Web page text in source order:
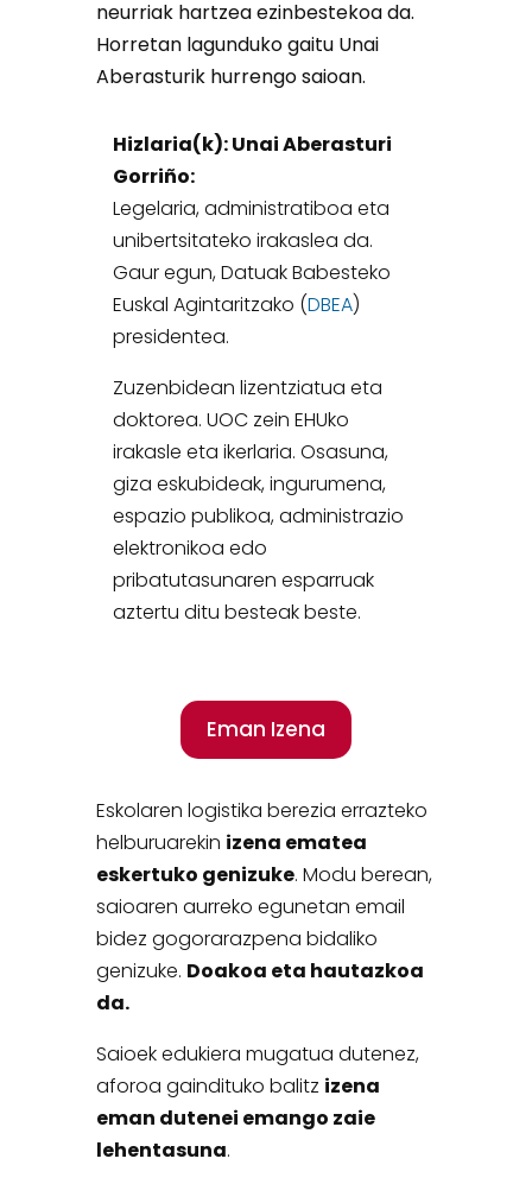
neurriak hartzea ezinbestekoa da.
Horretan lagunduko gaitu Unai
Aberasturik hurrengo saioan.
Hizlaria(k):Unai Aberasturi
Gorriño:
Legelaria, administratiboa eta
unibertsitateko irakaslea da.
Gaur egun, Datuak Babesteko
Euskal Agintaritzako (DBEA)
presidentea.
Zuzenbidean lizentziatua eta
doktorea. UOC zein EHUko
irakasle eta ikerlaria. Osasuna,
giza eskubideak, ingurumena,
espazio publikoa, administrazio
elektronikoa edo
pribatutasunaren esparruak
aztertu ditu besteak beste.
Eman Izena
Eskolaren logistika berezia errazteko
helburuarekin izena ematea
eskertuko genizuke. Modu berean,
saioaren aurreko egunetan email
bidez gogorarazpena bidaliko
genizuke. Doakoa eta hautazkoa
da.
Saioek edukiera mugatua dutenez,
aforoa gaindituko balitz izena
eman dutenei emango zaie
lehentasuna.